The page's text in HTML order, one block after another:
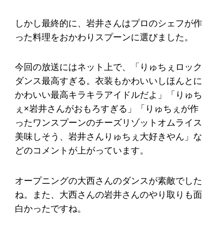
しかし最終的に、岩井さんはプロのシェフが作
った料理をおかわりスプーンに選びました。
今回の放送にはネット上で、「りゅちぇロック
ダンス最高すぎる。衣装もかわいいしほんとに
かわいい最高キラキラアイドルだよ」「りゅち
ぇ×岩井さんがおもろすぎる」「りゅちぇが作
ったワンスプーンのチーズリゾットオムライス
美味しそう、岩井さんりゅちぇ大好きやん」な
どのコメントが上がっています。
オープニングの大西さんのダンスが素敵でした
ね。また、大西さんの岩井さんのやり取りも面
白かったですね。